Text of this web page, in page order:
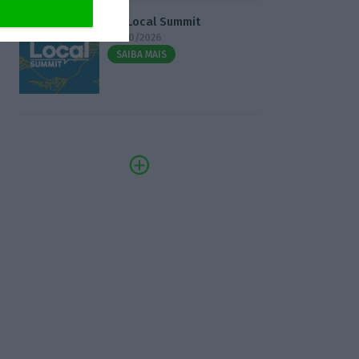
3.º Local Summit
07/10/2026
SAIBA MAIS